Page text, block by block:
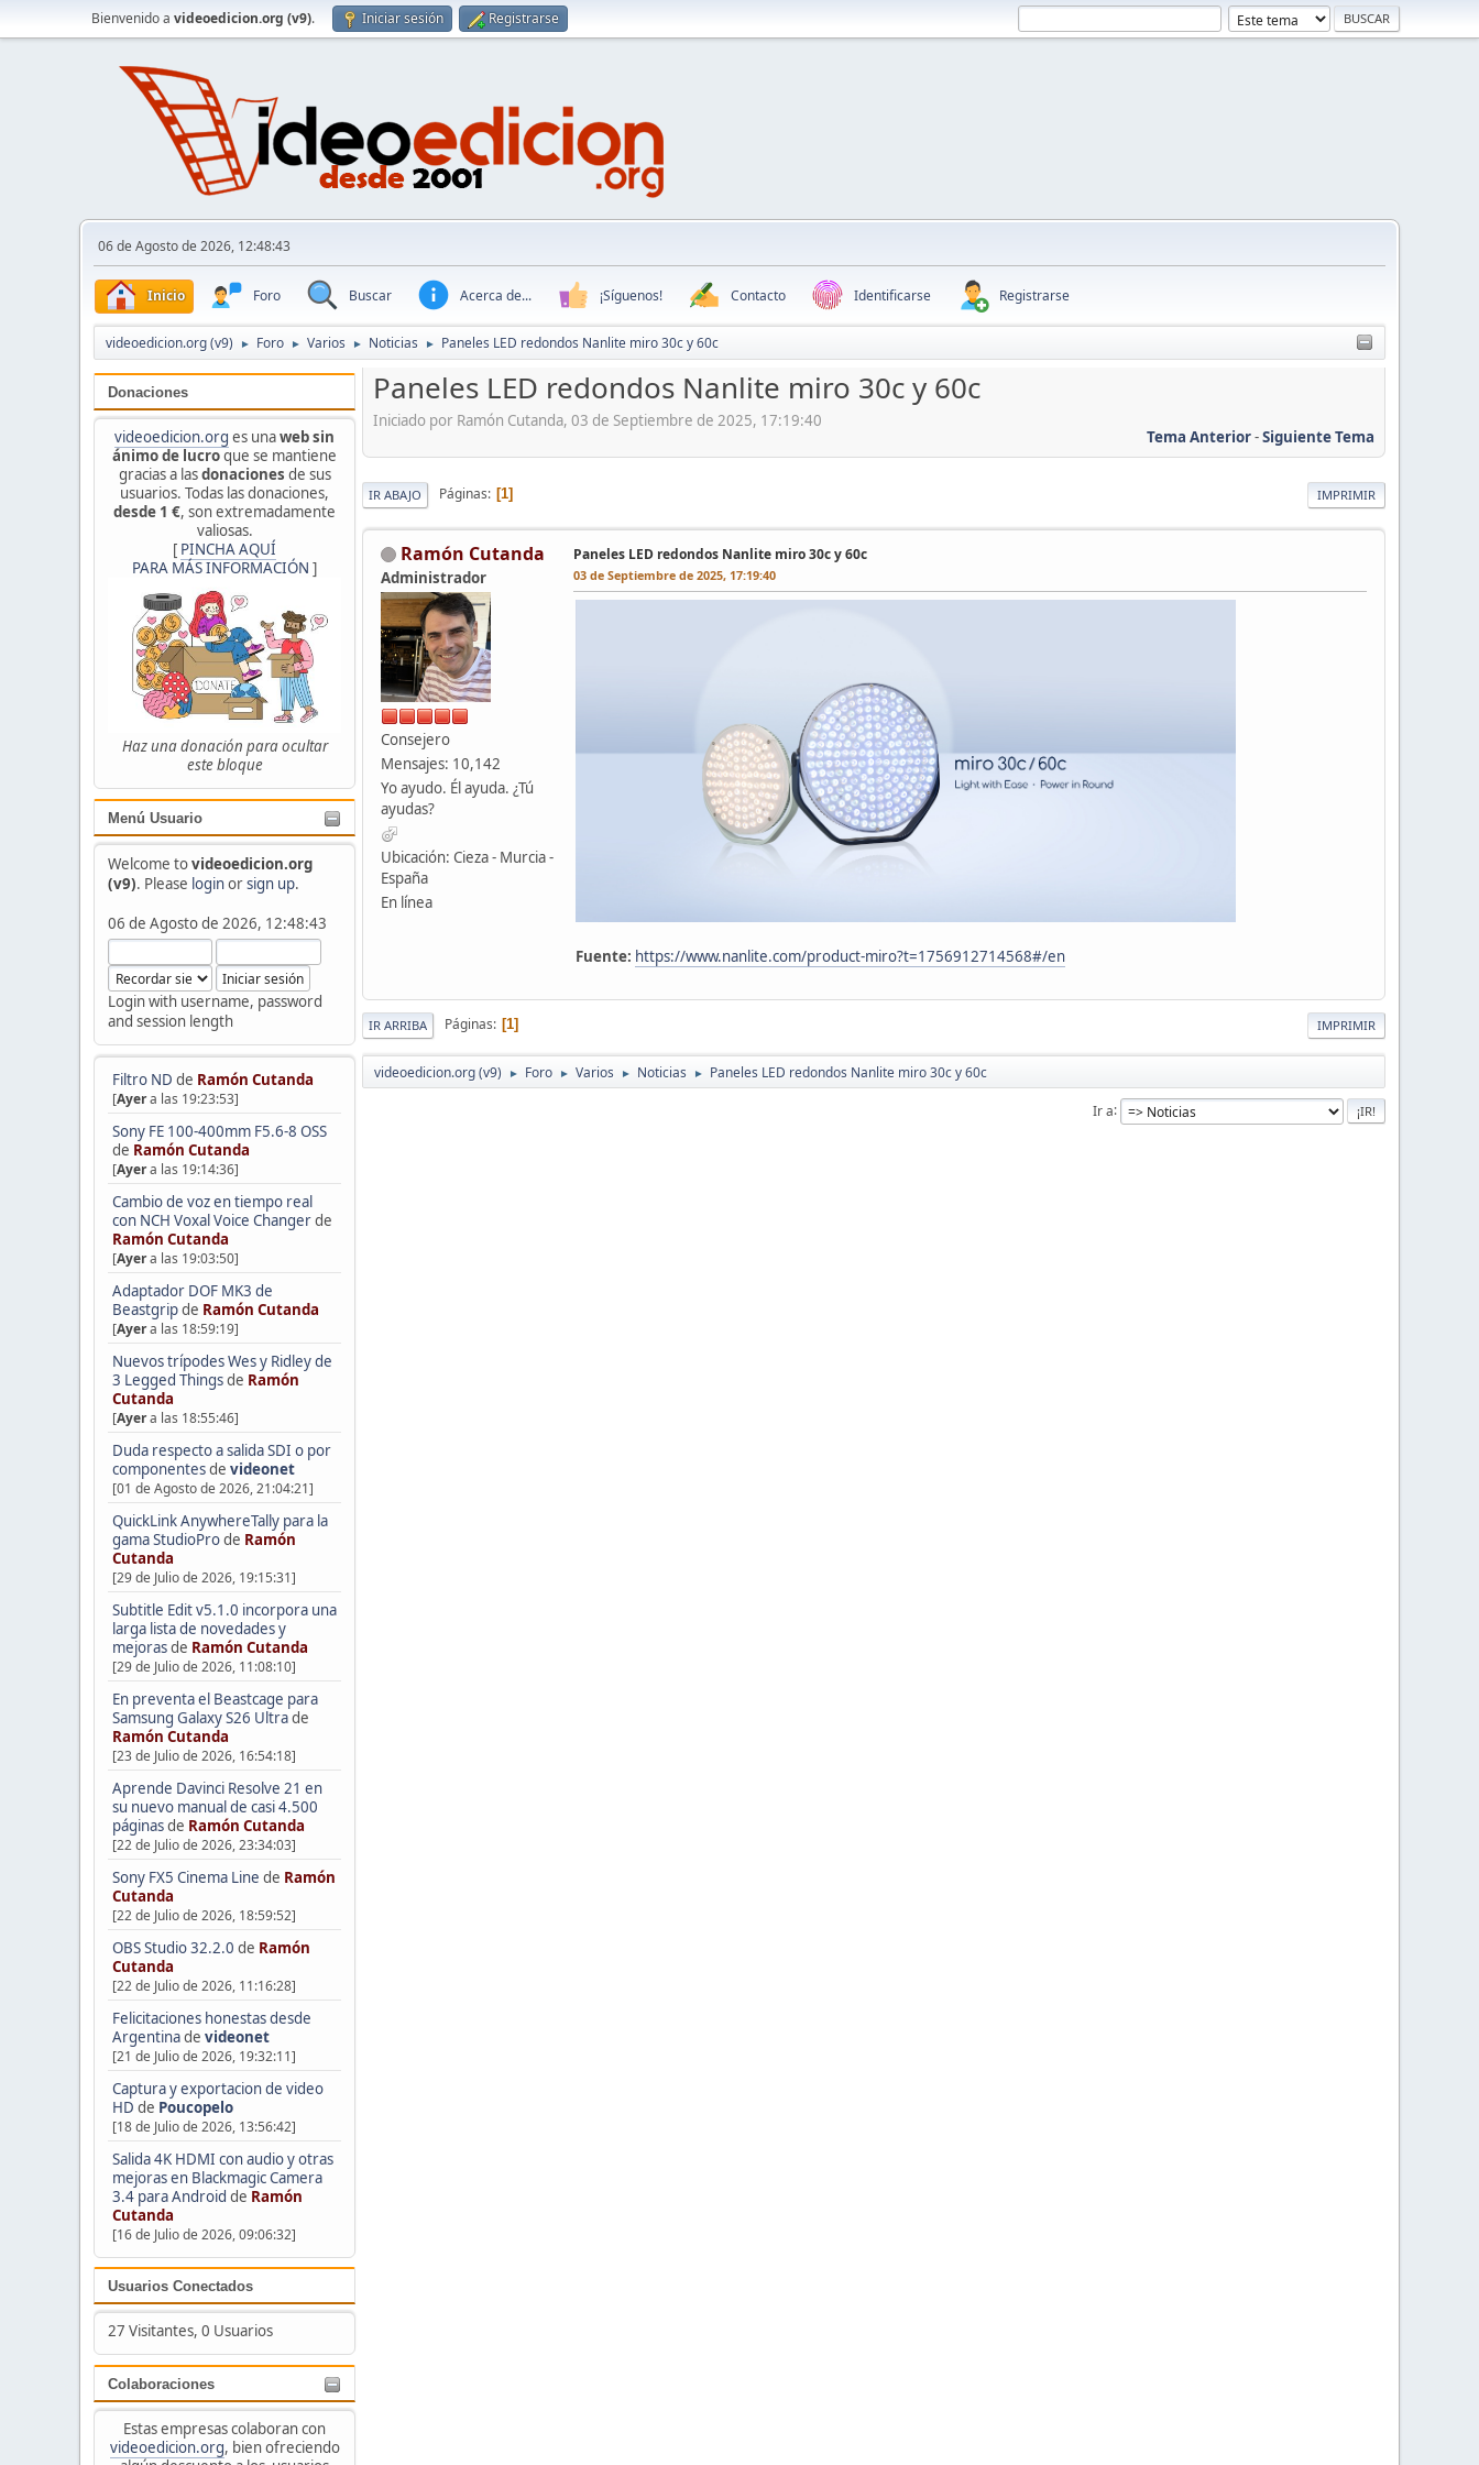
Bienvenido a videoedicion.org (v9). Iniciar sesión Registrarse
06 de Agosto de 2026, 12:48:43
Inicio Foro Buscar Acerca de... ¡Síguenos! Contacto Identificarse Registrarse
videoedicion.org (v9) ► Foro ► Varios ► Noticias ► Paneles LED redondos Nanlite miro 30c y 60c
Donaciones
videoedicion.org es unaweb sin
ánimo de lucroque se mantiene
gracias a lasdonaciones de sus
usuarios. Todas las donaciones,
desde 1 €, son extremadamente
valiosas.
[ PINCHA AQUÍ
PARA MÁS INFORMACIÓN ]
Haz una donación para ocultar
este bloque
Menú Usuario
Welcome tovideoedicion.org
(v9). Please loginorsign up.
06 de Agosto de 2026, 12:48:43
Login with username, password
and session length
Filtro ND de Ramón Cutanda
[Ayera las 19:23:53]
Sony FE 100-400mm F5.6-8 OSS
de Ramón Cutanda
[Ayera las 19:14:36]
Cambio de voz en tiempo real
con NCH Voxal Voice Changerde
Ramón Cutanda
[Ayera las 19:03:50]
Adaptador DOF MK3 de
Beastgripde Ramón Cutanda
[Ayera las 18:59:19]
Nuevos trípodes Wes y Ridley de
3 Legged Thingsde Ramón
Cutanda
[Ayera las 18:55:46]
Duda respecto a salida SDI o por
componentesde videonet
[01 de Agosto de 2026, 21:04:21]
QuickLink AnywhereTally para la
gama StudioProde Ramón
Cutanda
[29 de Julio de 2026, 19:15:31]
Subtitle Edit v5.1.0 incorpora una
larga lista de novedades y
mejorasde Ramón Cutanda
[29 de Julio de 2026, 11:08:10]
En preventa el Beastcage para
Samsung Galaxy S26 Ultrade
Ramón Cutanda
[23 de Julio de 2026, 16:54:18]
Aprende Davinci Resolve 21 en
su nuevo manual de casi 4.500
páginasde Ramón Cutanda
[22 de Julio de 2026, 23:34:03]
Sony FX5 Cinema Line de Ramón
Cutanda
[22 de Julio de 2026, 18:59:52]
OBS Studio 32.2.0 de Ramón
Cutanda
[22 de Julio de 2026, 11:16:28]
Felicitaciones honestas desde
Argentinade videonet
[21 de Julio de 2026, 19:32:11]
Captura y exportacion de video
HD de Poucopelo
[18 de Julio de 2026, 13:56:42]
Salida 4K HDMI con audio y otras
mejoras en Blackmagic Camera
3.4 para Android de Ramón
Cutanda
[16 de Julio de 2026, 09:06:32]
Usuarios Conectados
27 Visitantes, 0 Usuarios
Colaboraciones
Estas empresas colaboran con
videoedicion.org, bien ofreciendo
Paneles LED redondos Nanlite miro 30c y 60c
Iniciado por Ramón Cutanda, 03 de Septiembre de 2025, 17:19:40
Tema Anterior-Siguiente Tema
IMPRIMIR
IR ABAJO Páginas 1
Ramón Cutanda
Administrador
Consejero
Mensajes: 10,142
Yo ayudo. Él ayuda. ¿Tú
ayudas?
Ubicación: Cieza - Murcia -
España
En línea
Paneles LED redondos Nanlite miro 30c y 60c
03 de Septiembre de 2025, 17:19:40
Fuente: https://www.nanlite.com/product-miro?t=1756912714568#/en
IMPRIMIR
IR ARRIBA Páginas 1
videoedicion.org (v9) ► Foro ► Varios ► Noticias ► Paneles LED redondos Nanlite miro 30c y 60c
Ir a